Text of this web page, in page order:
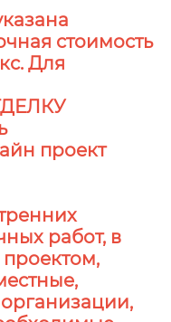
стоимость
Для
проект
работ, в
проектом,